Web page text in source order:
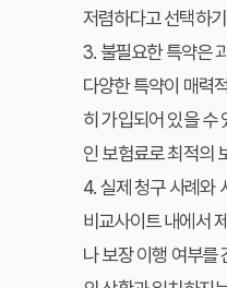
저렴하다고 선택하
3. 불필요한 특약은
다양한 특약이 매력
히 가입되어 있을 수
인 보험료로 최적의
4. 실제 청구 사례와
비교사이트 내에서
나 보장 이행 여부를